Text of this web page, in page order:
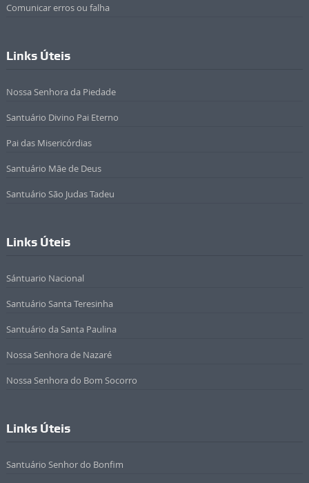
Comunicar erros ou falha
Links Úteis
Nossa Senhora da Piedade
Santuário Divino Pai Eterno
Pai das Misericórdias
Santuário Mãe de Deus
Santuário São Judas Tadeu
Links Úteis
Sántuario Nacional
Santuário Santa Teresinha
Santuário da Santa Paulina
Nossa Senhora de Nazaré
Nossa Senhora do Bom Socorro
Links Úteis
Santuário Senhor do Bonfim